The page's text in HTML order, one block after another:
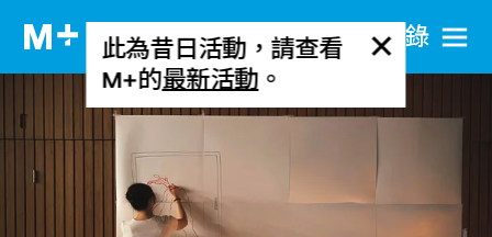
目​錄
此為昔日活動，請查看
M+的最新活動 。